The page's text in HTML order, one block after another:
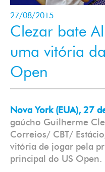
27/08/2015
Clezar bate
uma vitória
Open
Nova York (EUA), 27
gaúcho Guilherme
Correios/ CBT/
vitória de jogar pela
principal do US Open.